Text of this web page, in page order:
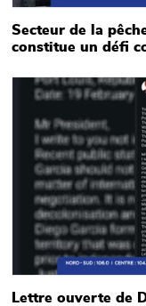
Secteur de la
constitue un défi
Main picture
Lettre ouverte de